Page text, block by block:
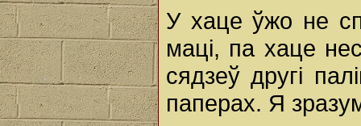
У хаце ўжо не
маці, па хаце
сядзеў другі
паперах. Я